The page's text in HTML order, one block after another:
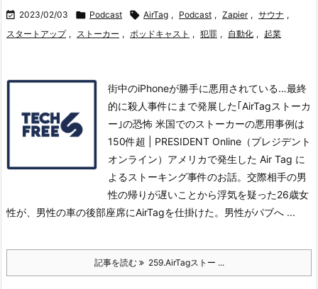
 2023/02/03  Podcast  AirTag , Podcast , Zapier , サウナ ,
スタートアップ , ストーカー , ポッドキャスト , 犯罪 , 自動化 , 起業
街中のiPhoneが勝手に悪用されている…最終
的に殺人事件にまで発展した｢AirTagストーカ
ー｣の恐怖 米国でのストーカーの悪用事例は
150件超 | PRESIDENT Online（プレジデント
オンライン）アメリカで発生した Air Tag に
よるストーキング事件のお話。 交際相手の男
性の帰りが遅いことから浮気を疑った26歳女
性が、男性の車の後部座席にAirTagを仕掛けた。男性がパブへ ...
記事を読む 259.AirTagストー ...